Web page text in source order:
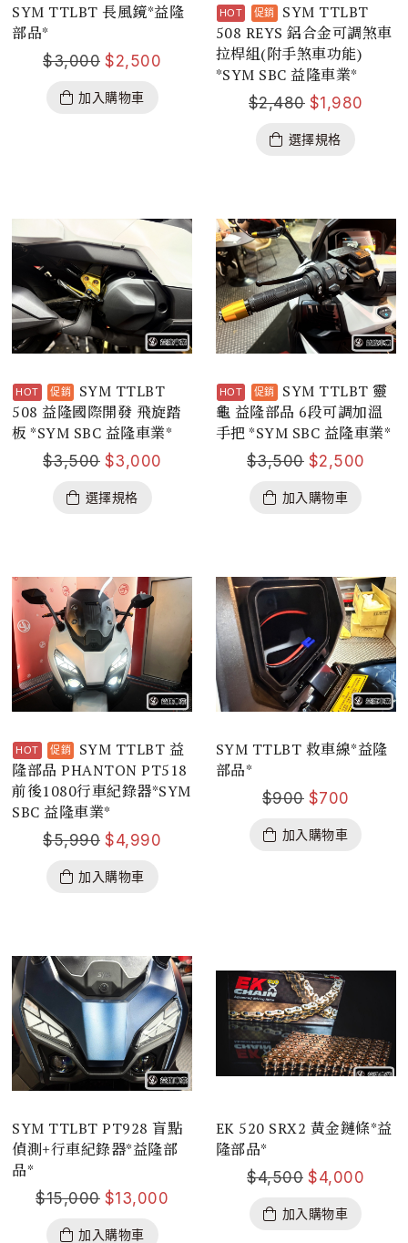
SYM TTLBT 長風鏡*益隆
部品*
$3,000 $2,500
加入購物車
SYM TTLBT
508 REYS 鋁合金可調煞車
拉桿組(附手煞車功能)
*SYM SBC 益隆車業*
$2,480 $1,980
選擇規格
SYM TTLBT
508 益隆國際開發 飛旋踏
板 *SYM SBC 益隆車業*
$3,500 $3,000
選擇規格
SYM TTLBT 靈
龜 益隆部品 6段可調加溫
手把 *SYM SBC 益隆車業*
$3,500 $2,500
加入購物車
SYM TTLBT 益
隆部品 PHANTON PT518
前後1080行車紀錄器*SYM
SBC 益隆車業*
$5,990 $4,990
加入購物車
SYM TTLBT 救車線*益隆
部品*
$900 $700
加入購物車
SYM TTLBT PT928 盲點
偵測+行車紀錄器*益隆部
品*
$15,000 $13,000
加入購物車
EK 520 SRX2 黃金鏈條*益
隆部品*
$4,500 $4,000
加入購物車